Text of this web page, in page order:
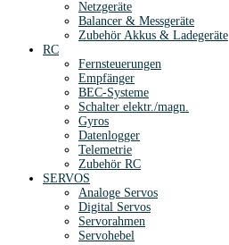
Netzgeräte
Balancer & Messgeräte
Zubehör Akkus & Ladegeräte
RC
Fernsteuerungen
Empfänger
BEC-Systeme
Schalter elektr./magn.
Gyros
Datenlogger
Telemetrie
Zubehör RC
SERVOS
Analoge Servos
Digital Servos
Servorahmen
Servohebel